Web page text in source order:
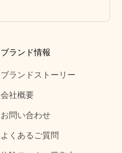
ブランド情報
ブランドストーリー
会社概要
お問い合わせ
よくあるご質問